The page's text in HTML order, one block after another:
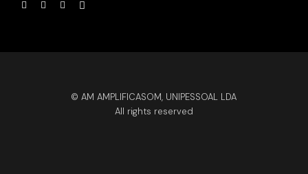
© AM AMPLIFICASOM, UNIPESSOAL LDA
All rights reserved